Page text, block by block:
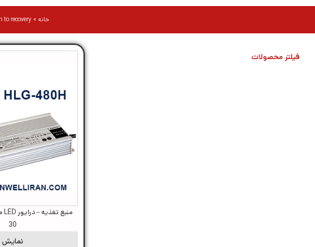
خانه »
to recovery
فیلتر محصولات
30
نمایش